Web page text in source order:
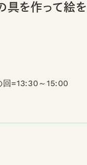
を作って絵を
=13:30～15:00